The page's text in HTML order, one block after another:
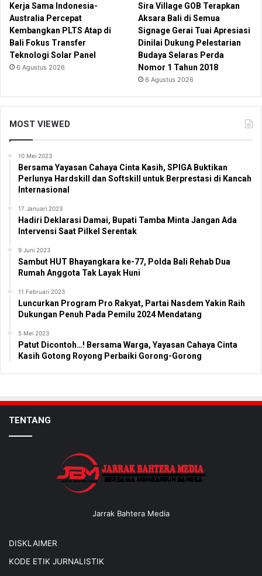
Kerja Sama Indonesia-
Australia Percepat
Kembangkan PLTS Atap di
Bali Fokus Transfer
Teknologi Solar Panel
6 Agustus 2026
Sira Village GOB Terapkan
Aksara Bali di Semua
Signage Gerai Tuai Apresiasi
Dinilai Dukung Pelestarian
Budaya Selaras Perda
Nomor 1 Tahun 2018
6 Agustus 2026
MOST VIEWED
10 Mei 2023
Bersama Yayasan Cahaya Cinta Kasih, SPIGA Buktikan
Perlunya Hardskill dan Softskill untuk Berprestasi di Kancah
Internasional
17 Januari 2023
Hadiri Deklarasi Damai, Bupati Tamba Minta Jangan Ada
Intervensi Saat Pilkel Serentak
9 Juni 2023
Sambut HUT Bhayangkara ke-77, Polda Bali Rehab Dua
Rumah Anggota Tak Layak Huni
11 Februari 2023
Luncurkan Program Pro Rakyat, Partai Nasdem Yakin Raih
Dukungan Penuh Pada Pemilu 2024 Mendatang
5 Mei 2023
Patut Dicontoh…! Bersama Warga, Yayasan Cahaya Cinta
Kasih Gotong Royong Perbaiki Gorong-Gorong
TENTANG
Jarrak Bahtera Media
DISKLAIMER
KODE ETIK JURNALISTIK